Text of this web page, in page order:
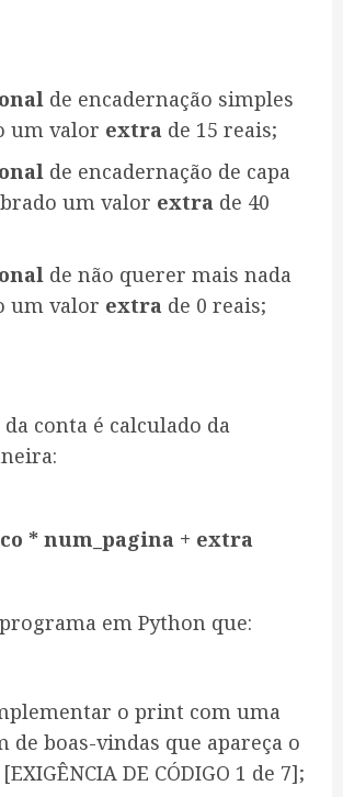
de encadernação simples
um valor extra de 15 reais;
de encadernação de capa
um valor extra de 40
de não querer mais nada
um valor extra de 0 reais;
conta é calculado da
* num_pagina + extra
em Python que:
o print com uma
de boas-vindas que apareça o
DE CÓDIGO 1 de 7];